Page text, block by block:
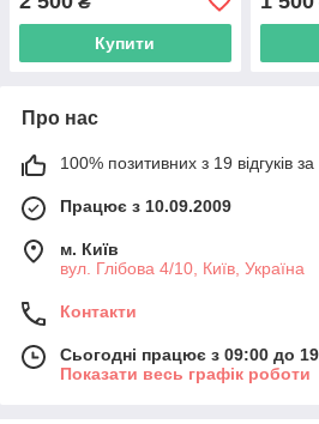
Купити
Про нас
100% позитивних з 19 відгуків за
Працює з 10.09.2009
м. Київ
вул. Глібова 4/10, Київ, Україна
Контакти
Сьогодні працює з 09:00 до
Показати весь графік роботи